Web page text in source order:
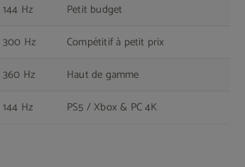
144 Hz
Petit budget
300 Hz
Compétitif à petit prix
360 Hz
Haut de gamme
144 Hz PS5 / Xbox & PC 4K